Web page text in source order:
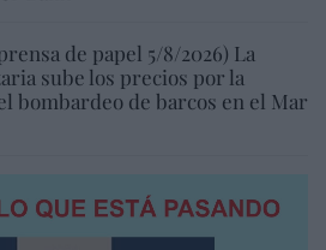
de papel 5/8/2026) La
sube los precios por la
bombardeo de barcos en el Mar